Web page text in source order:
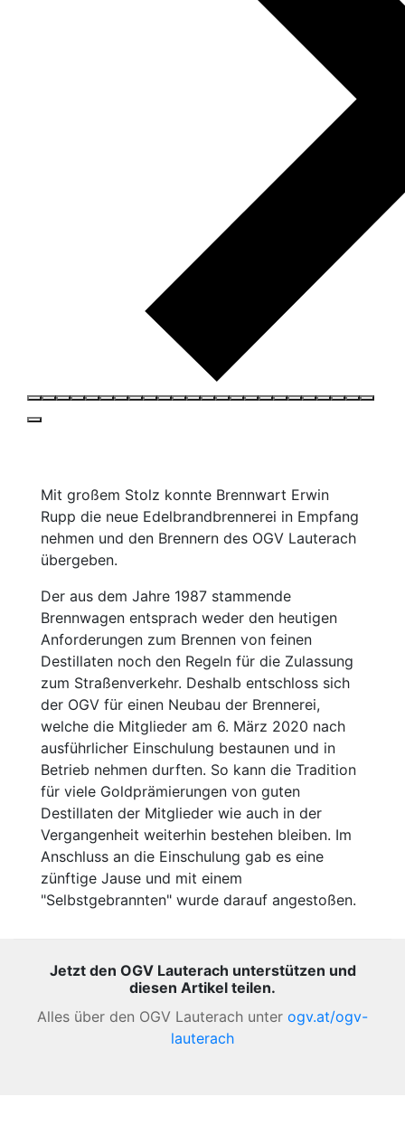
Mit großem Stolz konnte Brennwart Erwin
Rupp die neue Edelbrandbrennerei in Empfang
nehmen und den Brennern des OGV Lauterach
übergeben.
Der aus dem Jahre 1987 stammende
Brennwagen entsprach weder den heutigen
Anforderungen zum Brennen von feinen
Destillaten noch den Regeln für die Zulassung
zum Straßenverkehr. Deshalb entschloss sich
der OGV für einen Neubau der Brennerei,
welche die Mitglieder am 6. März 2020 nach
ausführlicher Einschulung bestaunen und in
Betrieb nehmen durften. So kann die Tradition
für viele Goldprämierungen von guten
Destillaten der Mitglieder wie auch in der
Vergangenheit weiterhin bestehen bleiben. Im
Anschluss an die Einschulung gab es eine
zünftige Jause und mit einem
"Selbstgebrannten" wurde darauf angestoßen.
Jetzt den OGV Lauterach unterstützen und
diesen Artikel teilen.
Alles über den OGV Lauterach unter ogv.at/ogv-
lauterach